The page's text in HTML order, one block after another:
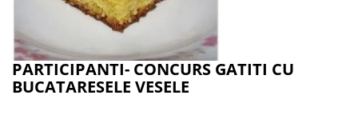
PARTICIPANTI- CONCURS GATITI CU
BUCATARESELE VESELE